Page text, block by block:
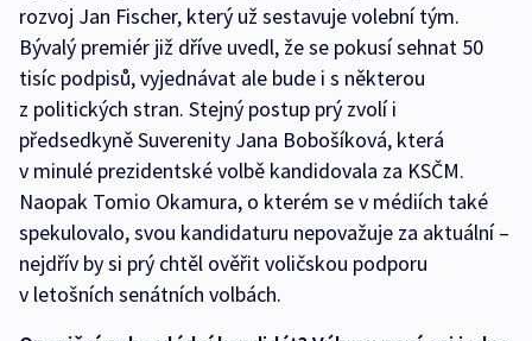
rozvoj Jan Fischer, který už sestavuje volební tým.
Bývalý premiér již dříve uvedl, že se pokusí sehnat 50
tisíc podpisů, vyjednávat ale bude i s některou
z politických stran. Stejný postup prý zvolí i
předsedkyně Suverenity Jana Bobošíková, která
v minulé prezidentské volbě kandidovala za KSČM.
Naopak Tomio Okamura, o kterém se v médiích také
spekulovalo, svou kandidaturu nepovažuje za aktuální –
nejdřív by si prý chtěl ověřit voličskou podporu
v letošních senátních volbách.